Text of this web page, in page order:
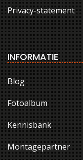
Privacy-statement
INFORMATIE
Blog
Fotoalbum
Kennisbank
Montagepartner